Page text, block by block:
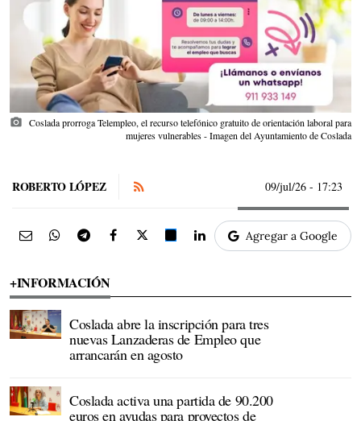
photo_camera Coslada prorroga Telempleo, el recurso telefónico gratuito de orientación laboral para
mujeres vulnerables - Imagen del Ayuntamiento de Coslada
ROBERTO LÓPEZ 09/jul/26 - 17:23
Agregar a Google
+INFORMACIÓN
Coslada abre la inscripción para tres
nuevas Lanzaderas de Empleo que
arrancarán en agosto
Coslada activa una partida de 90.200
euros en ayudas para proyectos de